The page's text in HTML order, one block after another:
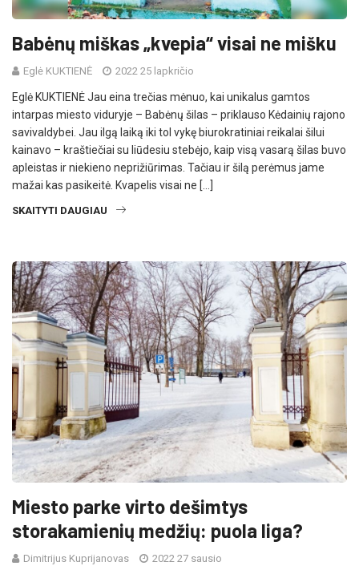
Babėnų miškas „kvepia“ visai ne mišku
Eglė KUKTIENĖ 2022 25 lapkričio
Eglė KUKTIENĖ Jau eina trečias mėnuo, kai unikalus gamtos
intarpas miesto viduryje – Babėnų šilas – priklauso Kėdainių rajono
savivaldybei. Jau ilgą laiką iki tol vykę biurokratiniai reikalai šilui
kainavo – kraštiečiai su liūdesiu stebėjo, kaip visą vasarą šilas buvo
apleistas ir niekieno neprižiūrimas. Tačiau ir šilą perėmus jame
mažai kas pasikeitė. Kvapelis visai ne […]
SKAITYTI DAUGIAU
Miesto parke virto dešimtys
storakamienių medžių: puola liga?
Dimitrijus Kuprijanovas 2022 27 sausio